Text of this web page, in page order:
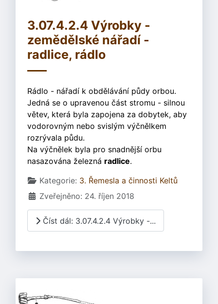
3.07.4.2.4 Výrobky -
zemědělské nářadí -
radlice, rádlo
Rádlo - nářadí k obdělávání půdy orbou.
Jedná se o upravenou část stromu - silnou
větev, která byla zapojena za dobytek, aby
vodorovným nebo svislým výčnělkem
rozrývala půdu.
Na výčnělek byla pro snadnější orbu
nasazována železná radlice.
Základní údaje
Kategorie: 3. Řemesla a činnosti Keltů
Zveřejněno: 24. říjen 2018
Číst dál: 3.07.4.2.4 Výrobky -...